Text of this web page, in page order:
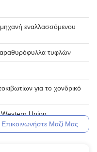
εναλλασσόμενου
τυφλών
για το χονδρικό
Union
Επικοινωνήστε Μαζί Μας